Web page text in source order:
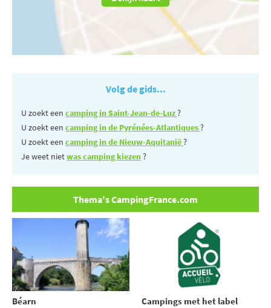
Volg de gids...
U zoekt een camping in Saint-Jean-de-Luz?
U zoekt een camping in de Pyrénées-Atlantiques?
U zoekt een camping in de Nieuw-Aquitanië?
Je weet nietwas camping kiezen?
Thema's CampingFrance.com
Béarn
Campings met het label